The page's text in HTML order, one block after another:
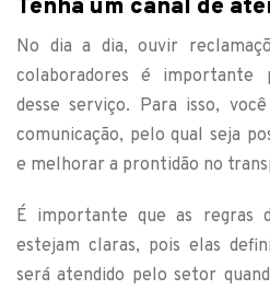
Tenha um canal de
No dia a dia, ouvir
colaboradores é importante
desse serviço. Para isso,
comunicação, pelo qual seja
e melhorar a prontidão no
É importante que as regras
estejam claras, pois elas
será atendido pelo setor